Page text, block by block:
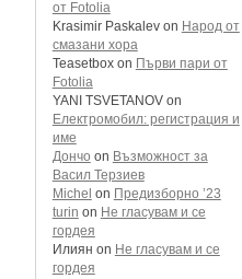
от Fotolia
Krasimir Paskalevon Народ от
смазани хора
Teasetboxon
Първи пари от
Fotolia
YANI TSVETANOVon
Електромобил: регистрация и
име
Дончо on Възможност за
Васил Терзиев
Michel on
Предизборно ’23
turin on Не гласувам и се
гордея
Илиян on Не гласувам и се
гордея